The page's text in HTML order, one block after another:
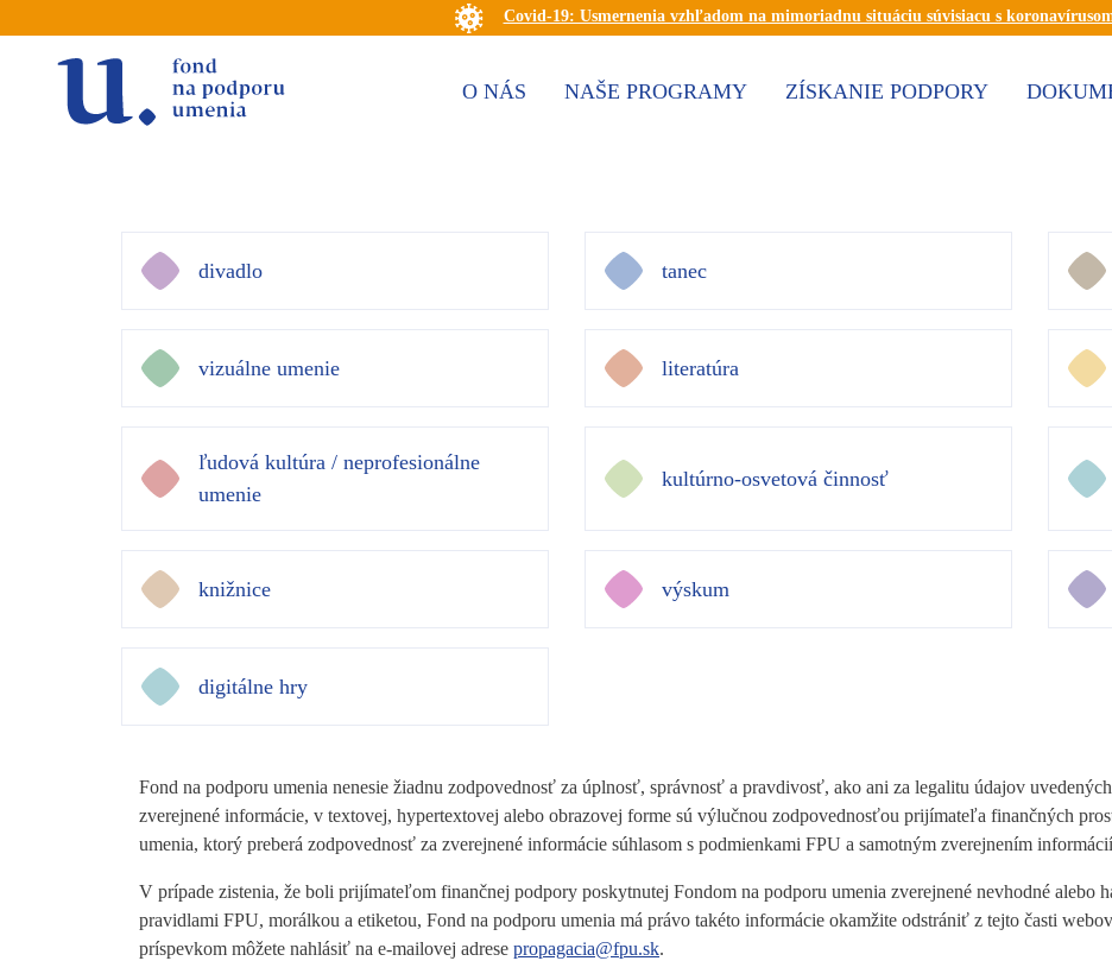
Covid-19: Usmernenia vzhľadom na mimoriadnu situáciu súvisiacu s
O NÁS NAŠE PROGRAMY ZÍSKANIE PODPORY
divadlo tanec
vizuálne umenie literatúra
ľudová kultúra / neprofesionálne
umenie
kultúrno-osvetová činnosť
knižnice výskum
digitálne hry
Fond na podporu umenia nenesie žiadnu zodpovednosť za úplnosť, správnosť a pravdivosť, ako ani za legalitu údajov
zverejnené informácie, v textovej, hypertextovej alebo obrazovej forme sú výlučnou zodpovednosťou prijímateľa finančných
umenia, ktorý preberá zodpovednosť za zverejnené informácie súhlasom s podmienkami FPU a samotným zverejnením
V prípade zistenia, že boli prijímateľom finančnej podpory poskytnutej Fondom na podporu umenia zverejnené nevhodné alebo
pravidlami FPU, morálkou a etiketou, Fond na podporu umenia má právo takéto informácie okamžite odstrániť z tejto časti
príspevkom môžete nahlásiť na e-mailovej adrese propagacia@fpu.sk.